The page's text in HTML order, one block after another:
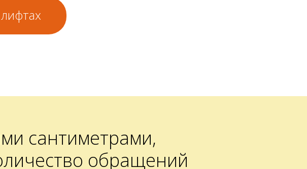
сантиметрами,
обращений